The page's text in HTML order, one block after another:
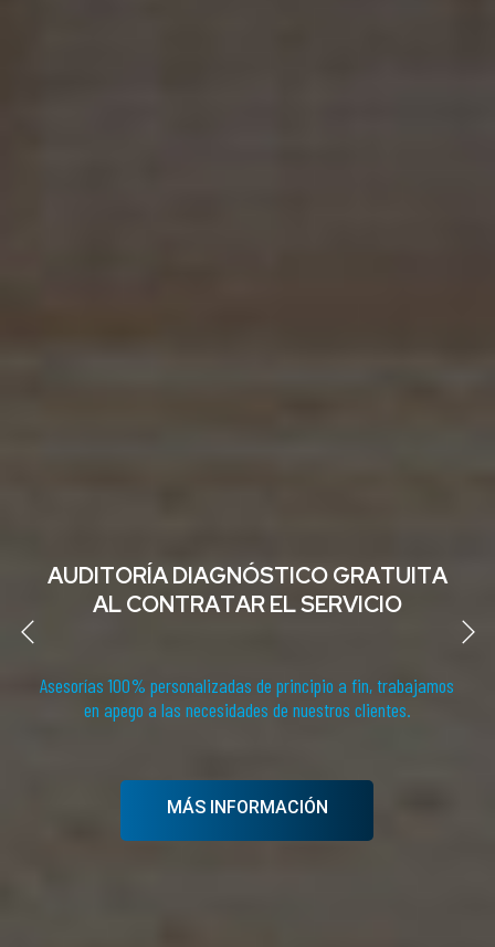
AUDITORÍA DIAGNÓSTICO GRATUITA
AL CONTRATAR ELSERVICIO
Asesorías 100% personalizadas de principio a fin, trabajamos
en apego a las necesidades de nuestros clientes.
MÁS INFORMACIÓN